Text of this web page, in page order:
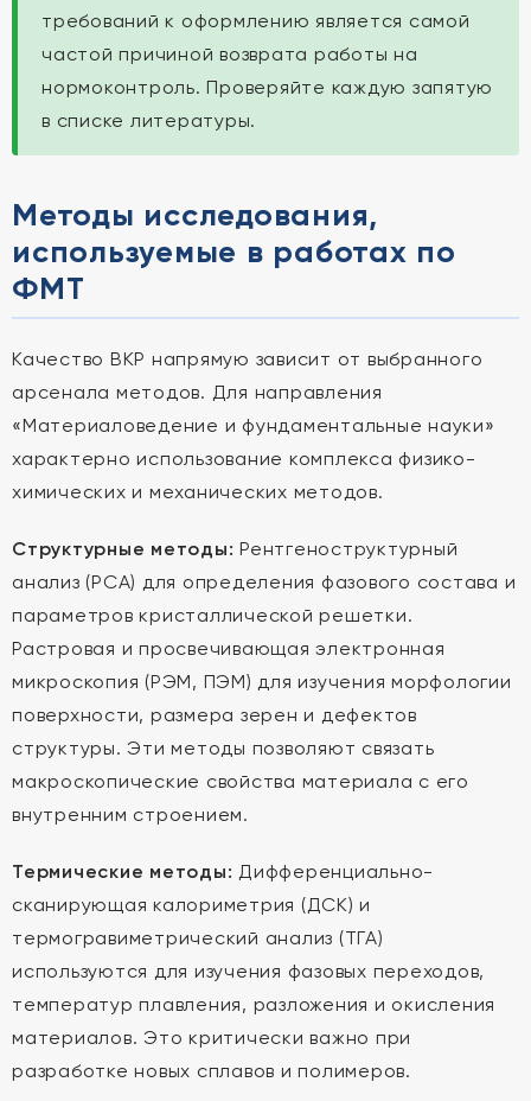
требований к оформлению является самой
частой причиной возврата работы на
нормоконтроль. Проверяйте каждую запятую
в списке литературы.
Методы исследования,
используемые в работах по
ФМТ
Качество ВКР напрямую зависит от выбранного
арсенала методов. Для направления
«Материаловедение и фундаментальные науки»
характерно использование комплекса физико-
химических и механических методов.
Структурные методы: Рентгеноструктурный
анализ (РСА) для определения фазового состава и
параметров кристаллической решетки.
Растровая и просвечивающая электронная
микроскопия (РЭМ, ПЭМ) для изучения морфологии
поверхности, размера зерен и дефектов
структуры. Эти методы позволяют связать
макроскопические свойства материала с его
внутренним строением.
Термические методы: Дифференциально-
сканирующая калориметрия (ДСК) и
термогравиметрический анализ (ТГА)
используются для изучения фазовых переходов,
температур плавления, разложения и окисления
материалов. Это критически важно при
разработке новых сплавов и полимеров.